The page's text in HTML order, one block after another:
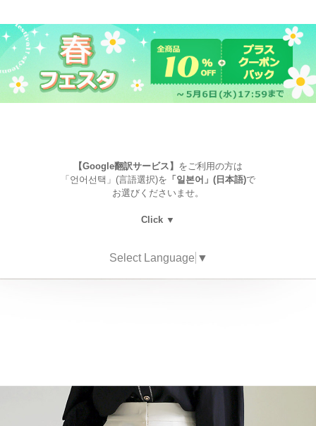
【Google翻訳サービス】 をご利用の方は
「언어선택」(言語選択)を 「일본어」(日本語)で
お選びくださいませ。
Click ▼
Select Language ▼